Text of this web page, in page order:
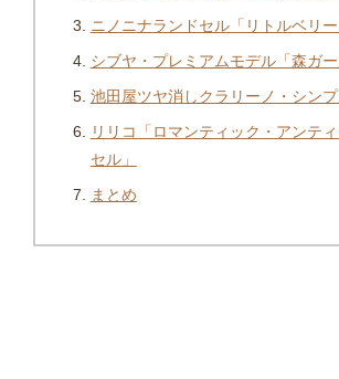
ニノニナランドセル「リトルベリー
シブヤ・プレミアムモデル「森ガー
池田屋ツヤ消しクラリーノ・シン
リリコ「ロマンティック・アンテ
セル」
まとめ